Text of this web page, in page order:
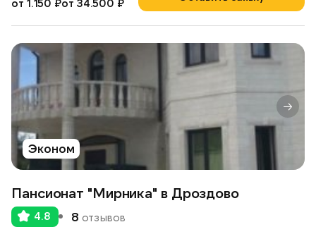
от 1.150 ₽от 34.500 ₽
Эконом
Пансионат "Мирника" в Дроздово
4.8 8 отзывов